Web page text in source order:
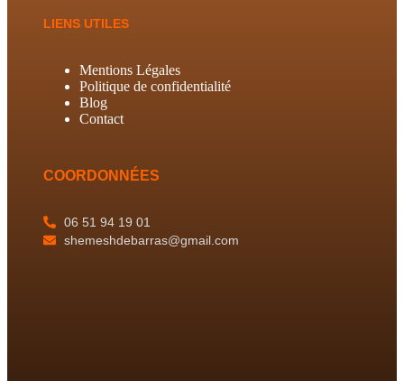
LIENS UTILES
Mentions Légales
Politique de confidentialité
Blog
Contact
COORDONNÉES
06 51 94 19 01
shemeshdebarras@gmail.com